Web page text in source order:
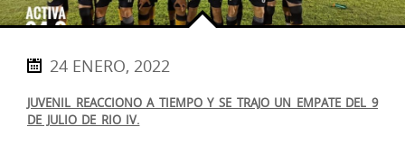
24 ENERO, 2022
JUVENIL REACCIONO A TIEMPO Y SE TRAJO UN EMPATE DEL 9
DE JULIO DE RIO IV.